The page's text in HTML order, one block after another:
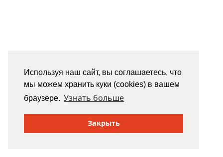
Используя наш сайт, вы соглашаетесь, что
мы можем хранить куки (cookies) в вашем
браузере. Узнать больше
Закрыть